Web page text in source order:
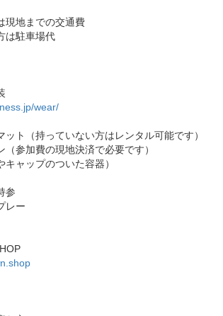
現地までの交通費
は駐車場代
wear/
ット（持っていない方はレンタル可能です）
（参加費の現地決済で必要です）
キャップのついた容器）
参
レー